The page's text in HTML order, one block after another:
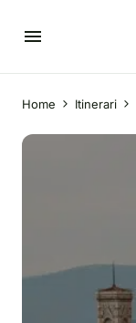
Home Itinerari